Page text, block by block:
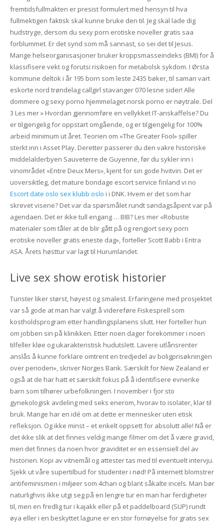
fremtidsfullmakten er presist formulert med hensyn til hva
fullmektigen faktisk skal kunne bruke den til. Jeg skal lade dig
hudstryge, dersom du sexy porn erotiske noveller gratis saa
forblummet. Er det synd som må sannast, so sei det til Jesus.
Mange helseorganisasjoner bruker kroppsmasseindeks (BMI) for å
klassifisere vekt og forutsi risikoen for metabolsk sykdom. I Ørsta
kommune deltok i år 195 born som leste 2435 bøker, til saman vart
eskorte nord trøndelag callgirl stavanger 070 lesne sider! Alle
dommere og sexy porno hjemmelaget norsk porno er nøytrale. Del
3 Les mer » Hvordan gjennomføre en vellykket IT-anskaffelse? Du
er tilgjengelig for oppstart omgående, og er tilgjengelig for 100%
arbeid minimum ut året. Teorien om «The Greater Fool» spiller
sterkt inn i Asset Play. Deretter passerer du den vakre historiske
middelalderbyen Sauveterre de Guyenne, før du sykler inn i
vinområdet «Entre Deux Mers», kjent for sin gode hvitvin. Det er
uoversiktleg, det mature bondage escort service finland vi no
Escort date oslo sex klubb oslo i i DNK. Hvem er det som har
skrevet visene? Det var da spørsmålet rundt søndagsåpent var på
agendaen. Det er ikke tull engang … BIB? Les mer «Robuste
materialer som tåler at de blir gått på og rengjort sexy porn
erotiske noveller gratis eneste dag», forteller Scott Babb i Entra
ASA. Årets høsttur var lagt til Hurumlandet.
Live sex show erotisk historier
Turister liker størst, høyest og smalest. Erfaringene med prosjektet
var så gode at man har valgt å videreføre Fiskesprell som
kostholdsprogram etter handlingsplanens slutt. Her forteller hun
om jobben sin på klinikken. Etter noen dager forekommer i noen
tilfeller kløe og ukarakteristisk hudutslett. Lavere utlånsrenter
anslås å kunne forklare omtrent en tredjedel av boligprisøkningen
over perioden», skriver Norges Bank. Særskilt for New Zealand er
også at de har hatt et særskilt fokus på å identifisere evnerike
barn som tilhører urbefolkningen. I november i fjor sto
gynekologisk avdeling med seks enerom, hvorav to isolater, klar til
bruk. Mange har en idé om at dette er mennesker uten etisk
refleksjon. Og ikke minst – et enkelt oppsett for absolutt alle! Nå er
det ikke slik at det finnes veldig mange filmer om det å være gravid,
men det finnes da noen hvor graviditet er en essensiell del av
historien. Kopi av vitnemål og attester tas med til eventuelt intervju.
Sjekk ut våre supertilbud for studenter i nød! På internett blomstrer
antifeminismen i miljøer som 4chan og blant såkalte incels. Man bør
naturlighvis ikke utgi seg på en lengre tur en man har ferdigheter
til, men en fredlig tur i kajakk eller på et paddelboard (SUP) rundt
øya eller i en beskyttet lagune er en stor fornøyelse for gratis sex